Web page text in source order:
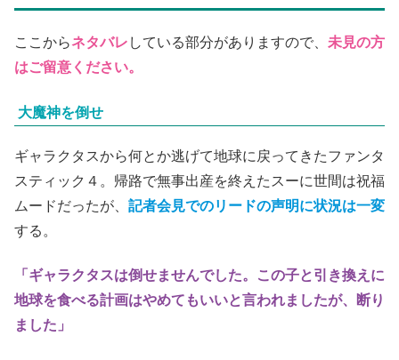
ここからネタバレ している部分がありますので、 未見の方
はご留意ください。
大魔神を倒せ
ギャラクタスから何とか逃げて地球に戻ってきたファンタ
スティック４。帰路で無事出産を終えたスーに世間は祝福
ムードだったが、 記者会見でのリードの声明に状況は一変
する。
「ギャラクタスは倒せませんでした。この子と引き換えに
地球を食べる計画はやめてもいいと言われましたが、断り
ました」